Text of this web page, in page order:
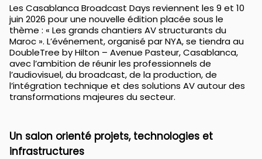
Les Casablanca Broadcast Days reviennent les 9 et 10
juin 2026 pour une nouvelle édition placée sous le
thème : « Les grands chantiers AV structurants du
Maroc ». L’événement, organisé par NYA, se tiendra au
DoubleTree by Hilton – Avenue Pasteur, Casablanca,
avec l’ambition de réunir les professionnels de
l’audiovisuel, du broadcast, de la production, de
l’intégration technique et des solutions AV autour des
transformations majeures du secteur.
Un salon orienté projets, technologies et
infrastructures